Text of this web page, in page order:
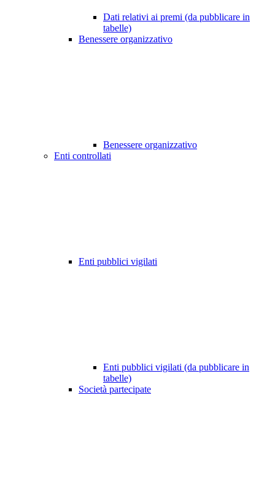
Dati relativi ai premi (da pubblicare in
tabelle)
Benessere organizzativo
Benessere organizzativo
Enti controllati
Enti pubblici vigilati
Enti pubblici vigilati (da pubblicare in
tabelle)
Società partecipate